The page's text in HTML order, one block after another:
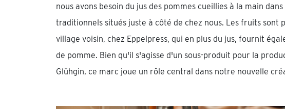
nous avons besoin du jus des pommes cueillies à la main
traditionnels situés juste à côté de chez nous. Les fruits sont
village voisin, chez Eppelpress, qui en plus du jus, fournit
de pomme. Bien qu'il s'agisse d'un sous-produit pour la
Glühgin, ce marc joue un rôle central dans notre nouvelle